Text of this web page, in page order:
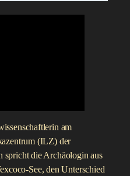
am
(ILZ) der
spricht die Archäologin aus
See, den Unterschied